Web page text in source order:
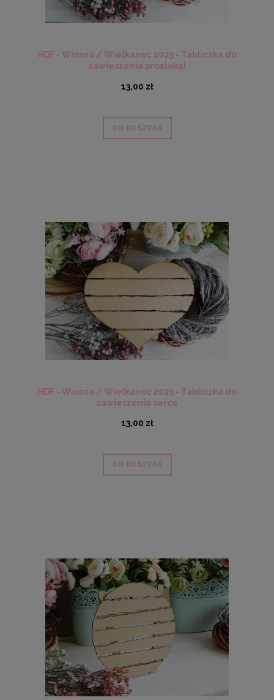
HDF - Wiosna / Wielkanoc 2023 - Tabliczka do
zawieszenia prostokąt
13,00 zł
DO KOSZYKA
HDF - Wiosna / Wielkanoc 2023 - Tabliczka do
zawieszenia serce
13,00 zł
DO KOSZYKA